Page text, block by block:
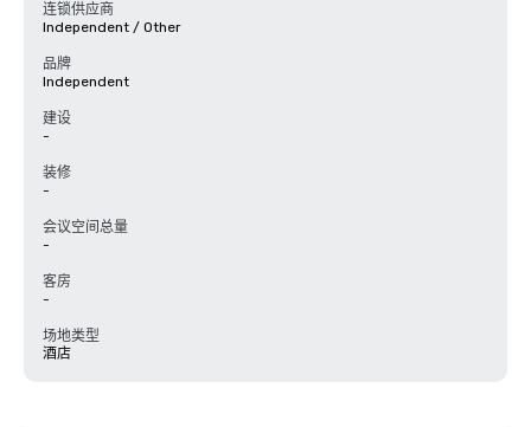
连锁供应商
Independent / Other
品牌
Independent
建设
-
装修
-
会议空间总量
-
客房
-
场地类型
酒店